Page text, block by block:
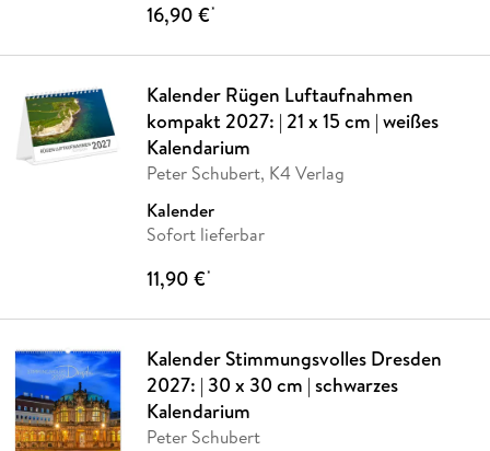
16,90 €*
Kalender Rügen Luftaufnahmen
kompakt 2027: | 21 x 15 cm | weißes
Kalendarium
Peter Schubert, K4 Verlag
Kalender
Sofort lieferbar
11,90 €*
Kalender Stimmungsvolles Dresden
2027: | 30 x 30 cm | schwarzes
Kalendarium
Peter Schubert